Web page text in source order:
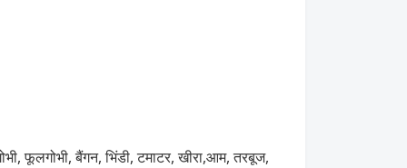
फूलगोभी, बैंगन, भिंडी, टमाटर, खीरा,आम, तरबूज,